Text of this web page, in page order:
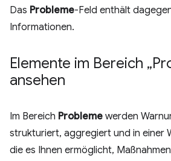
Das Probleme-Feld enthält
Informationen.
Elemente im Bereich
ansehen
Im Bereich Probleme werden
strukturiert, aggregiert und in einer
die es Ihnen ermöglicht,